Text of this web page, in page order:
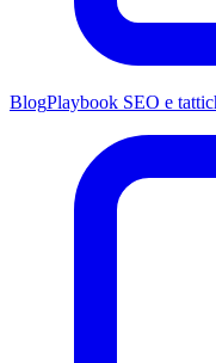
BlogPlaybook SEO e